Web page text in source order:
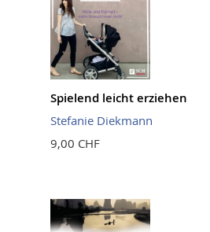
Spielend leicht erziehen
Stefanie Diekmann
9,00 CHF